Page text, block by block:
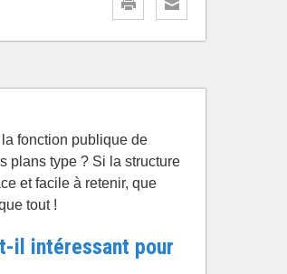
fonction publique de
plans type ? Si la structure
et facile à retenir, que
tout !
il intéressant pour